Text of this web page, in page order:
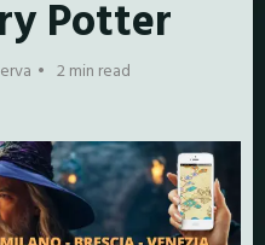
Potter
2 min read